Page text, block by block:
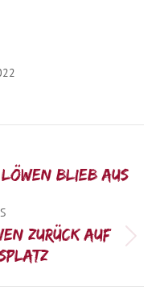
blieb aus
zurück auf